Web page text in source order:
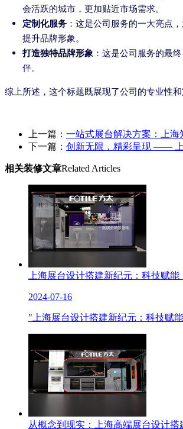
会活跃的城市，更加贴近市场需求。
定制化服务 ：这是公司服务的一大亮点
提升品牌形象。
打造独特品牌形象 ：这是公司服务的最
伴。
综上所述，这个标题既展现了公司的专业性
上一篇： 一站式展台解决方案：上
下一篇： 创新无限，精彩呈现 ——
相关装修文章Related Articles
上海展台设计搭建新纪元：科技赋
2024-07-16
"上海展台设计搭建新纪元：科技赋
从概念到现实：上海高端展台设计搭